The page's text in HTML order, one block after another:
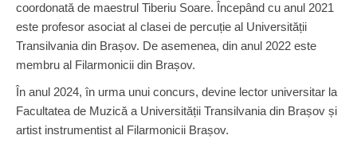
coordonată de maestrul Tiberiu Soare. Începând cu anul 2021
este profesor asociat al clasei de percuție al Universității
Transilvania din Brașov. De asemenea, din anul 2022 este
membru al Filarmonicii din Brașov.
În anul 2024, în urma unui concurs, devine lector universitar la
Facultatea de Muzică a Universității Transilvania din Brașov și
artist instrumentist al Filarmonicii Brașov.